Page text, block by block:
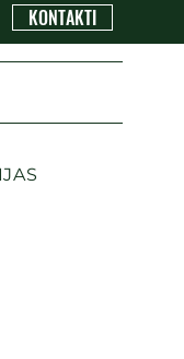
KONTAKTI